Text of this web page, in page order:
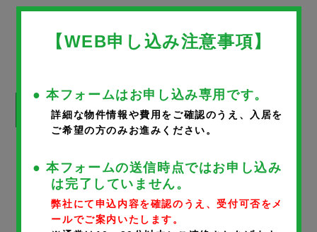
WEB申し込みフォーム
物件名
ベルコリーヌ
【WEB申し込み注意事項】
● 本フォームはお申し込み専用です。
詳細な物件情報や費用をご確認のうえ、入居を
ご希望の方のみお進みください。
● 本フォームの送信時点ではお申し込み
は完了していません。
弊社にて申込内容を確認のうえ、受付可否をメ
ールでご案内いたします。